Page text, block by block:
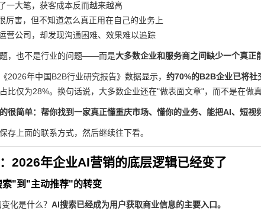
一大笔，获客成本反而越来越高
厉害，但不知道怎么真正用在自己的业务上
营公司，却发现沟通困难、效果难以追踪
，也不是行业的问题——而是大多数企业和服务商之间缺少一个真
2026年中国B2B行业研究报告》数据显示， 约70%的B2B企业已将社
比仅为28%。换句话说，大多数企业还在"做表面文章"，而不是在做真
很简单：帮你找到一家真正懂重庆市场、懂你的业务、能把AI、短视
存上面的联系方式，然后继续往下看。
2026年企业AI营销的底层逻辑已经变了
索"到"主动推荐"的转变
化是什么？ AI搜索已经成为用户获取商业信息的主要入口。